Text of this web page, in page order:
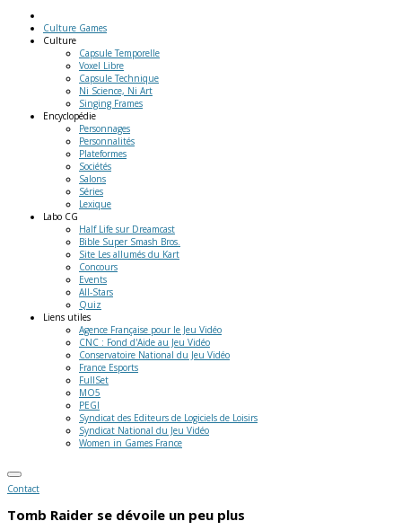
Culture Games
Culture
Capsule Temporelle
Voxel Libre
Capsule Technique
Ni Science, Ni Art
Singing Frames
Encyclopédie
Personnages
Personnalités
Plateformes
Sociétés
Salons
Séries
Lexique
Labo CG
Half Life sur Dreamcast
Bible Super Smash Bros.
Site Les allumés du Kart
Concours
Events
All-Stars
Quiz
Liens utiles
Agence Française pour le Jeu Vidéo
CNC : Fond d'Aide au Jeu Vidéo
Conservatoire National du Jeu Vidéo
France Esports
FullSet
MO5
PEGI
Syndicat des Editeurs de Logiciels de Loisirs
Syndicat National du Jeu Vidéo
Women in Games France
Contact
Tomb Raider se dévoile un peu plus